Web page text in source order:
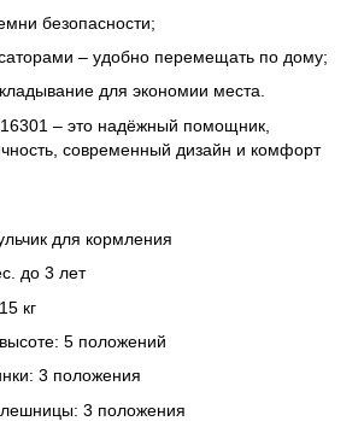
безопасности;
– удобно перемещать по дому;
для экономии места.
– это надёжный помощник,
современный дизайн и комфорт
для кормления
до 3 лет
кг
5 положений
3 положения
3 положения